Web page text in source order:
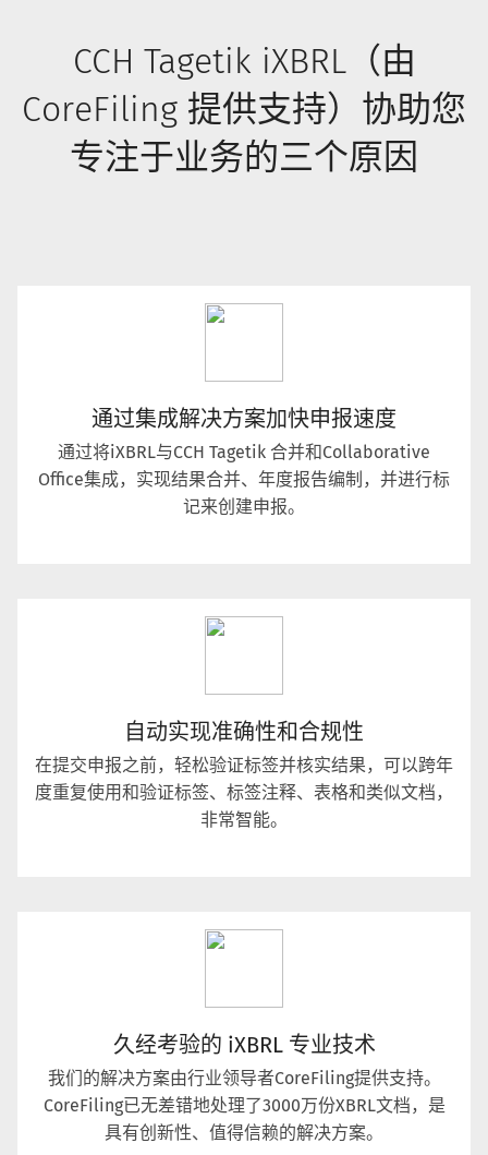
CCH Tagetik iXBRL（由
CoreFiling 提供支持）协助您
专注于业务的三个原因
通过集成解决方案加快申报速度
通过将iXBRL与CCH Tagetik 合并和Collaborative
Office集成，实现结果合并、年度报告编制，并进行标
记来创建申报。
自动实现准确性和合规性
在提交申报之前，轻松验证标签并核实结果，可以跨年
度重复使用和验证标签、标签注释、表格和类似文档，
非常智能。
久经考验的 iXBRL 专业技术
我们的解决方案由行业领导者CoreFiling提供支持。
CoreFiling已无差错地处理了3000万份XBRL文档，是
具有创新性、值得信赖的解决方案。